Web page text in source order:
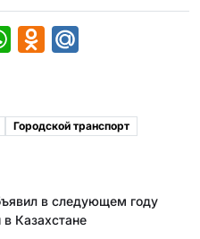
W
t
p
p
o
a
s
l
u
Городской транспорт
в следующем году
Казахстане